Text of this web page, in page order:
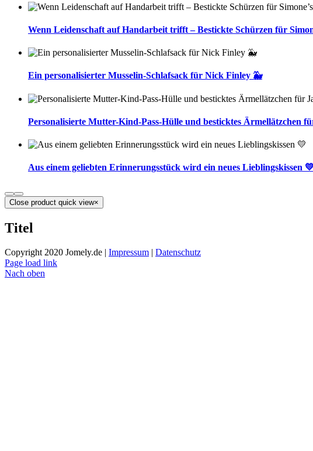
Wenn Leidenschaft auf Handarbeit trifft – Bestickte Schürzen für
Ein personalisierter Musselin-Schlafsack für Nick Finley 🐳
Personalisierte Mutter-Kind-Pass-Hülle und besticktes Ärmellätzchen
Aus einem geliebten Erinnerungsstück wird ein neues Lieblingskissen 💛
Close product quick view×
Titel
Copyright 2020 Jomely.de | Impressum
Datenschutz
Page load link
Nach oben